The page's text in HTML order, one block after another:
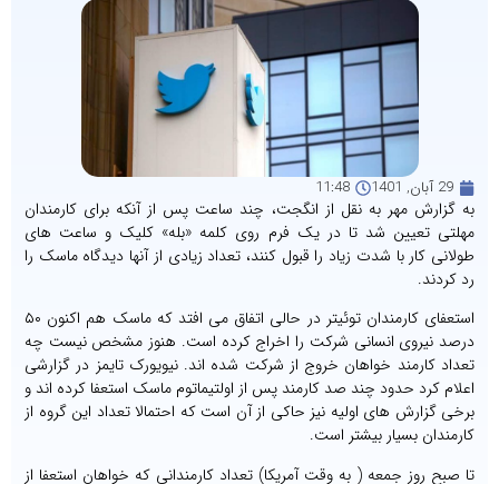
29 آبان, 1401 11:48
به گزارش مهر به نقل از انگجت، چند ساعت پس از آنکه برای کارمندان
مهلتی تعیین شد تا در یک فرم روی کلمه «بله» کلیک و ساعت های
طولانی کار با شدت زیاد را قبول کنند، تعداد زیادی از آنها دیدگاه ماسک را
رد کردند.
استعفای کارمندان توئیتر در حالی اتفاق می افتد که ماسک هم اکنون ۵۰
درصد نیروی انسانی شرکت را اخراج کرده است. هنوز مشخص نیست چه
تعداد کارمند خواهان خروج از شرکت شده اند. نیویورک تایمز در گزارشی
اعلام کرد حدود چند صد کارمند پس از اولتیماتوم ماسک استعفا کرده اند و
برخی گزارش های اولیه نیز حاکی از آن است که احتمالا تعداد این گروه از
کارمندان بسیار بیشتر است.
تا صبح روز جمعه ( به وقت آمریکا) تعداد کارمندانی که خواهان استعفا از